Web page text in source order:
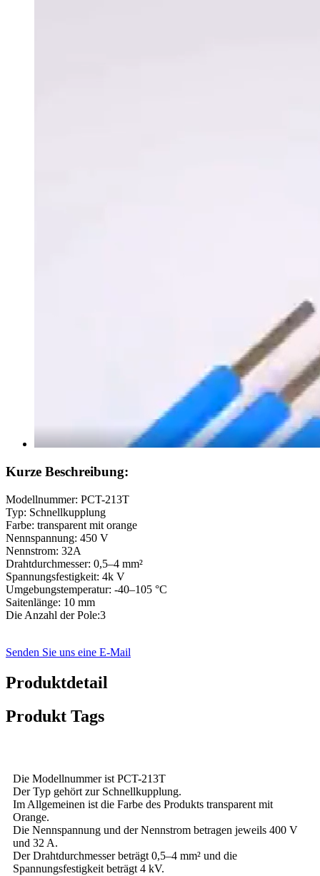
Kurze Beschreibung:
Modellnummer: PCT-213T
Typ: Schnellkupplung
Farbe: transparent mit orange
Nennspannung: 450 V
Nennstrom: 32A
Drahtdurchmesser: 0,5–4 mm²
Spannungsfestigkeit: 4k V
Umgebungstemperatur: -40–105 °C
Saitenlänge: 10 mm
Die Anzahl der Pole:3
Senden Sie uns eine E-Mail
Produktdetail
Produkt Tags
Die Modellnummer ist PCT-213T
Der Typ gehört zur Schnellkupplung.
Im Allgemeinen ist die Farbe des Produkts transparent mit
Orange.
Die Nennspannung und der Nennstrom betragen jeweils 400 V
und 32 A.
Der Drahtdurchmesser beträgt 0,5–4 mm² und die
Spannungsfestigkeit beträgt 4 kV.